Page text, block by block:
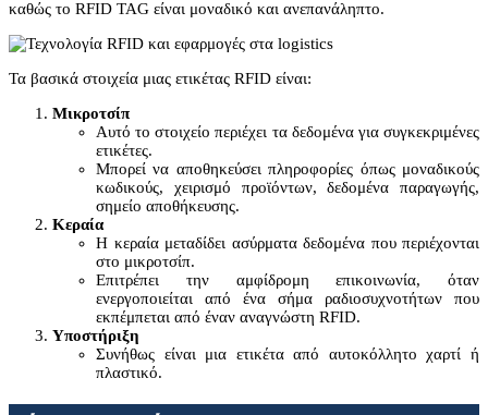
καθώς το RFID TAG είναι μοναδικό και ανεπανάληπτο.
Τα βασικά στοιχεία μιας ετικέτας RFID είναι:
Μικροτσίπ
Αυτό το στοιχείο περιέχει τα δεδομένα για συγκεκριμένες
ετικέτες.
Μπορεί να αποθηκεύσει πληροφορίες όπως μοναδικούς
κωδικούς, χειρισμό προϊόντων, δεδομένα παραγωγής,
σημείο αποθήκευσης.
Κεραία
Η κεραία μεταδίδει ασύρματα δεδομένα που περιέχονται
στο μικροτσίπ.
Επιτρέπει την αμφίδρομη επικοινωνία, όταν
ενεργοποιείται από ένα σήμα ραδιοσυχνοτήτων που
εκπέμπεται από έναν αναγνώστη RFID.
Υποστήριξη
Συνήθως είναι μια ετικέτα από αυτοκόλλητο χαρτί ή
πλαστικό.